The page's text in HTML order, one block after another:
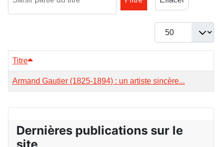
Afficher #
Titre
Armand Gautier (1825-1894) : un artiste sincère...
Dernières publications sur le